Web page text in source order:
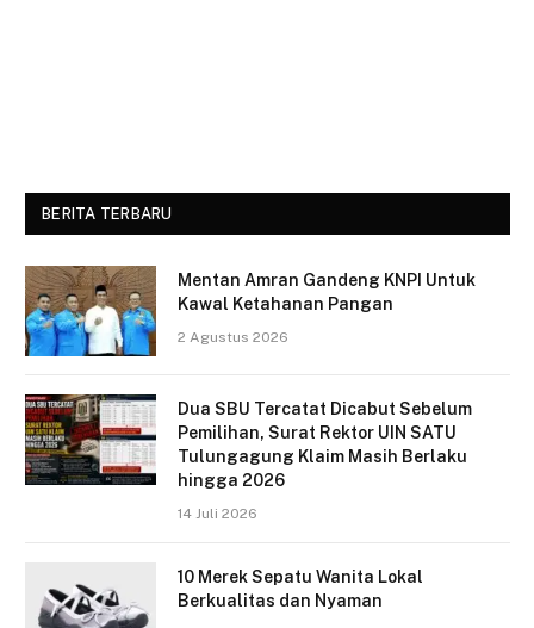
BERITA TERBARU
Mentan Amran Gandeng KNPI Untuk
Kawal Ketahanan Pangan
2 Agustus 2026
Dua SBU Tercatat Dicabut Sebelum
Pemilihan, Surat Rektor UIN SATU
Tulungagung Klaim Masih Berlaku
hingga 2026
14 Juli 2026
10 Merek Sepatu Wanita Lokal
Berkualitas dan Nyaman